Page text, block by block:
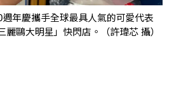
年慶攜手全球最具人氣的可愛代表
鷗大明星」快閃店。（許瑋芯 攝）